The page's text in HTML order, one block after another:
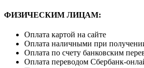
ФИЗИЧЕСКИМ ЛИЦАМ:
Оплата картой на сайте
Оплата наличными при
Оплата по счету банковским
Оплата переводом Сбербанк-